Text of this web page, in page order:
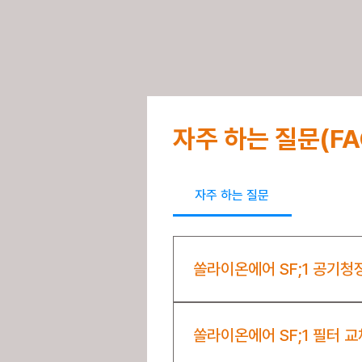
자주 하는 질문
자주 하는 질문
쏠라이온에어 SF;1 공기청
쏠라이온에어